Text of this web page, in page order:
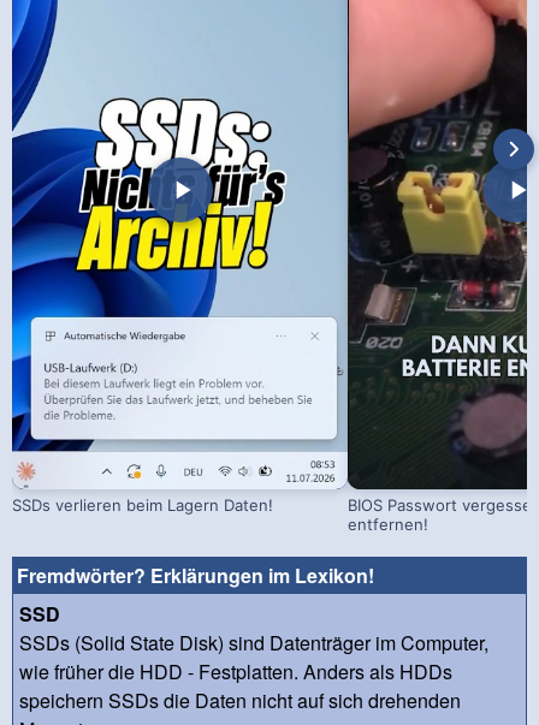
SSDs verlieren beim Lagern Daten!
BIOS Passwort
entfernen!
Fremdwörter? Erklärungen im Lexikon!
SSD
SSDs (Solid State Disk) sind Datenträger im Computer,
wie früher die HDD - Festplatten. Anders als HDDs
speichern SSDs die Daten nicht auf sich drehenden